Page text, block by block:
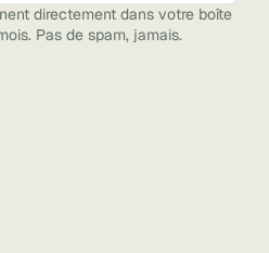
directement dans votre boîte
Pas de spam, jamais.